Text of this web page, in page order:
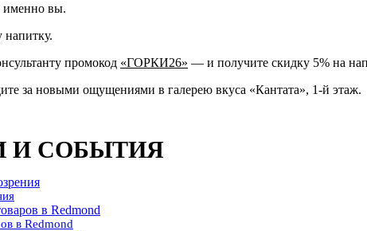
именно вы.
напитку.
промокод «ГОРКИ26» — и получите скидку 5% на
за новыми ощущениями в галерею вкуса «Кантата», 1-й этаж.
И СОБЫТИЯ
в Redmond